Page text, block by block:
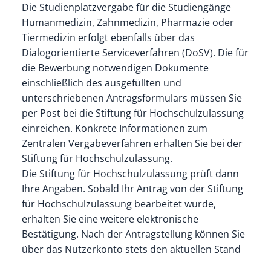
Die Studienplatzvergabe für die Studiengänge
Humanmedizin, Zahnmedizin, Pharmazie oder
Tiermedizin erfolgt ebenfalls über das
Dialogorientierte Serviceverfahren (DoSV). Die für
die Bewerbung notwendigen Dokumente
einschließlich des ausgefüllten und
unterschriebenen Antragsformulars müssen Sie
per Post bei die Stiftung für Hochschulzulassung
einreichen. Konkrete Informationen zum
Zentralen Vergabeverfahren erhalten Sie bei der
Stiftung für Hochschulzulassung.
Die Stiftung für Hochschulzulassung prüft dann
Ihre Angaben. Sobald Ihr Antrag von der Stiftung
für Hochschulzulassung bearbeitet wurde,
erhalten Sie eine weitere elektronische
Bestätigung. Nach der Antragstellung können Sie
über das Nutzerkonto stets den aktuellen Stand